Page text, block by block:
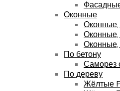
Оконные
Оконные,
Оконные,
Оконные,
По бетону
Саморез
По дереву
Жёлтые